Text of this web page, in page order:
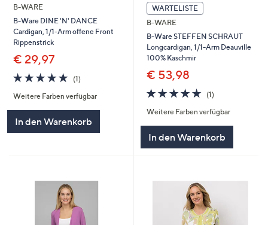
B-WARE
B-Ware DINE 'N' DANCE
Cardigan, 1/1-Arm offene Front
Rippenstrick
€ 29,97
5.0
von
5
(1)
Weitere Farben verfügbar
In den Warenkorb
WARTELISTE
B-WARE
B-Ware STEFFEN SCHRAUT
Longcardigan, 1/1-Arm Deauville
100% Kaschmir
€ 53,98
5.0
von
5
(1)1
Weitere Farben verfügbar
In den Warenkorb